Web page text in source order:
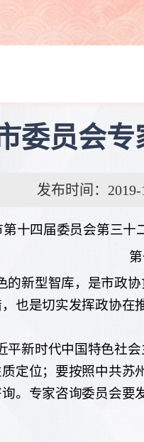
委员会
发布时间：2019-
十四届委员会第三十
新型智库，是市政
也是切实发挥政协
新时代中国特色社
定位；要按照中共
。专家咨询委员会